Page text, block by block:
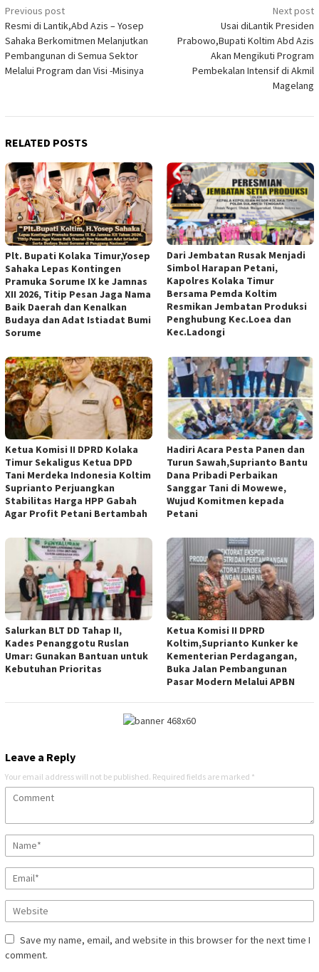
Post
navigation
Previous post
Resmi di Lantik,Abd Azis – Yosep
Sahaka Berkomitmen Melanjutkan
Pembangunan di Semua Sektor
Melalui Program dan Visi -Misinya
Next post
Usai diLantik Presiden
Prabowo,Bupati Koltim Abd Azis
Akan Mengikuti Program
Pembekalan Intensif di Akmil
Magelang
RELATED POSTS
Plt. Bupati Kolaka Timur,Yosep
Sahaka Lepas Kontingen
Pramuka Sorume IX ke Jamnas
XII 2026, Titip Pesan Jaga Nama
Baik Daerah dan Kenalkan
Budaya dan Adat Istiadat Bumi
Sorume
Dari Jembatan Rusak Menjadi
Simbol Harapan Petani,
Kapolres Kolaka Timur
Bersama Pemda Koltim
Resmikan Jembatan Produksi
Penghubung Kec.Loea dan
Kec.Ladongi
Ketua Komisi II DPRD Kolaka
Timur Sekaligus Ketua DPD
Tani Merdeka Indonesia Koltim
Suprianto Perjuangkan
Stabilitas Harga HPP Gabah
Agar Profit Petani Bertambah
Hadiri Acara Pesta Panen dan
Turun Sawah,Suprianto Bantu
Dana Pribadi Perbaikan
Sanggar Tani di Mowewe,
Wujud Komitmen kepada
Petani
Salurkan BLT DD Tahap II,
Kades Penanggotu Ruslan
Umar: Gunakan Bantuan untuk
Kebutuhan Prioritas
Ketua Komisi II DPRD
Koltim,Suprianto Kunker ke
Kementerian Perdagangan,
Buka Jalan Pembangunan
Pasar Modern Melalui APBN
Leave a Reply
Your email address will not be published. Required fields are marked *
Save my name, email, and website in this browser for the next time I
comment.